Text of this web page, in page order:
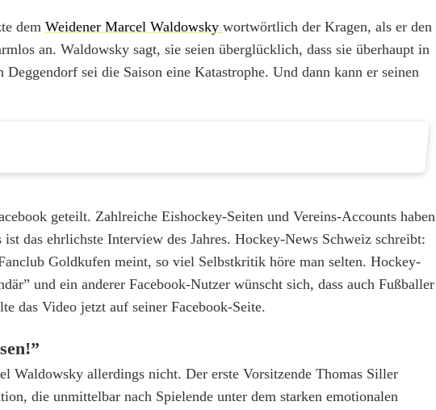
dem Weidener Marcel Waldowsky wortwörtlich der Kragen, als er den
an. Waldowsky sagt, sie seien überglücklich, dass sie überhaupt in
sei die Saison eine Katastrophe. Und dann kann er seinen
geteilt. Zahlreiche Eishockey-Seiten und Vereins-Accounts haben
das ehrlichste Interview des Jahres. Hockey-News Schweiz schreibt:
Goldkufen meint, so viel Selbstkritik höre man selten. Hockey-
und ein anderer Facebook-Nutzer wünscht sich, dass auch Fußballer
das Video jetzt auf seiner Facebook-Seite.
Waldowsky allerdings nicht. Der erste Vorsitzende Thomas Siller
die unmittelbar nach Spielende unter dem starken emotionalen